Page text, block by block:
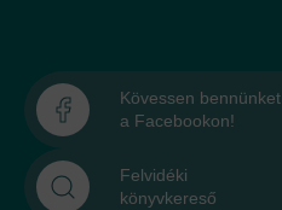
Kövessen bennünket
a Facebookon!
Felvidéki
könyvkereső